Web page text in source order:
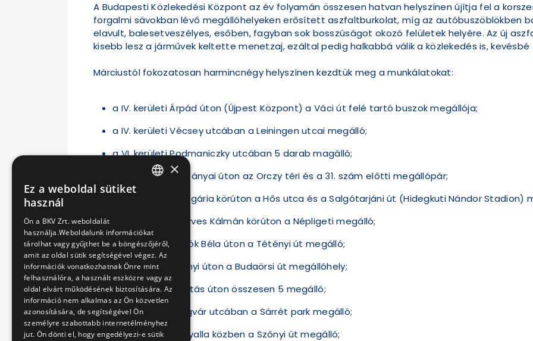
A Budapesti Közlekedési Központ az év folyamán összesen hatvan helyszínen újítja fel a
forgalmi sávokban lévő megállóhelyeken erősített aszfaltburkolat, míg az autóbuszöblökben
elavult, balesetveszélyes, esőben, fagyban sok bosszúságot okozó felületek helyére. Az új
kisebb lesz a járművek keltette menetzaj, ezáltal pedig halkabbá válik a közlekedés is,
Márciustól fokozatosan harmincnégy helyszínen kezdtük meg a munkálatokat:
a IV. kerületi Árpád úton (Újpest Központ) a Váci út felé tartó buszok megállója;
a IV. kerületi Vécsey utcában a Leiningen utcai megálló;
a VI. kerületi Podmaniczky utcában 5 darab magálló;
a VIII. kerületi Kőbányai úton az Orczy téri és a 31. szám előtti megállópár;
a VIII. kerületi Hungária körúton a Hős utca és a Salgótarjáni út (Hidegkuti Nándor Stadion)
a IX. kerületi Könyves Kálmán körúton a Népligeti megálló;
a XI. kerületi Bartók Béla úton a Tétényi út megálló;
a XI. kerületi Villányi úton a Budaörsi út megállóhely;
a XII. kerületi Alkotás úton összesen 5 megálló;
a XIV. kerületi Ungvár utcában a Sárrét park megálló;
a XIV. kerületi Ógyalla közben a Szőnyi út megálló;
×
Ez a weboldal sütiket
használ
Ön a BKV Zrt. weboldalát
használja.Weboldalunk információkat
tárolhat vagy gyűjthet be a böngészőjéről,
amit az oldal sütik segítségével végez. Az
információk vonatkozhatnak Önre mint
felhasználóra, a használt eszközre vagy az
oldal elvárt működésének biztosítására. Az
információ nem alkalmas az Ön közvetlen
azonosítására, de segítségével Ön
személyre szabottabb internetélményhez
jut. Ön dönti el, hogy engedélyezi-e sütik